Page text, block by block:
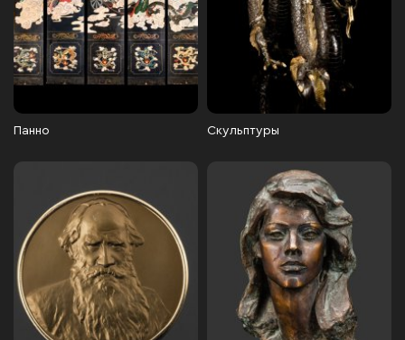
Панно Скульптуры